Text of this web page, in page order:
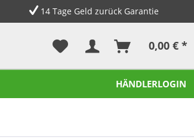
14 Tage Geld zurück Garantie
0,00 € *
HÄNDLERLOGIN